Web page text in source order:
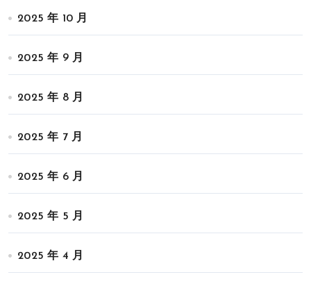
2025 年 10 月
2025 年 9 月
2025 年 8 月
2025 年 7 月
2025 年 6 月
2025 年 5 月
2025 年 4 月